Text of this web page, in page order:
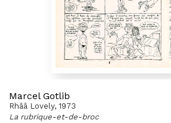
Marcel Gotlib
Rhââ Lovely, 1973
La rubrique-et-de-broc